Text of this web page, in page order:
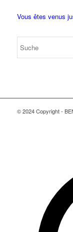
Vous êtes venus
© 2024 Copyright -